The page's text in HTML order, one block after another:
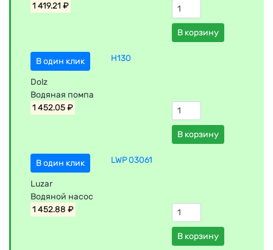
1 419.21 ₽
В корзину
В один клик H130
Dolz
Водяная помпа
1 452.05 ₽
В корзину
В один клик LWP 03061
Luzar
Водяной насос
1 452.88 ₽
В корзину